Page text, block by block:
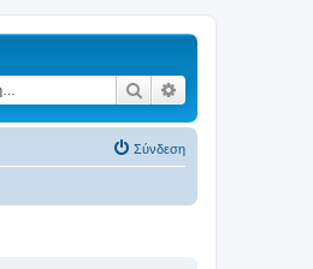
Αναζήτηση
Σύνδεση